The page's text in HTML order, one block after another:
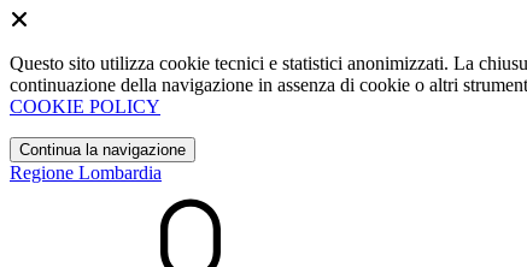
Questo sito utilizza cookie tecnici e statistici anonimizzati. La
continuazione della navigazione in assenza di cookie o altri
COOKIE POLICY
Continua la navigazione
Regione Lombardia